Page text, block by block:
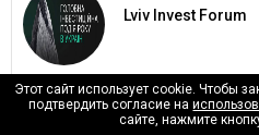
Lviv Invest Forum
03.09.2026
Этот сайт использует cookie. Чтобы
подтвердить согласие на
сайте, нажмите